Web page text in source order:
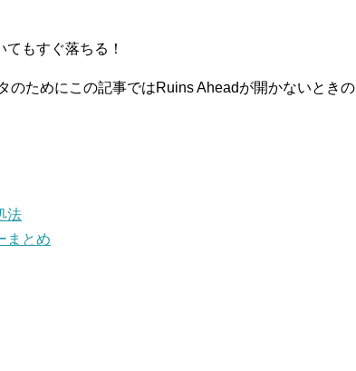
もすぐ落ちる！
のためにこの記事ではRuins Aheadが開かないときの
法
まとめ